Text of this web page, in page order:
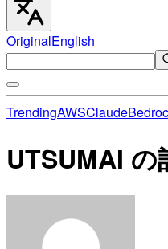
OriginalEnglish
TrendingAWSClaude
UTSUMAI の